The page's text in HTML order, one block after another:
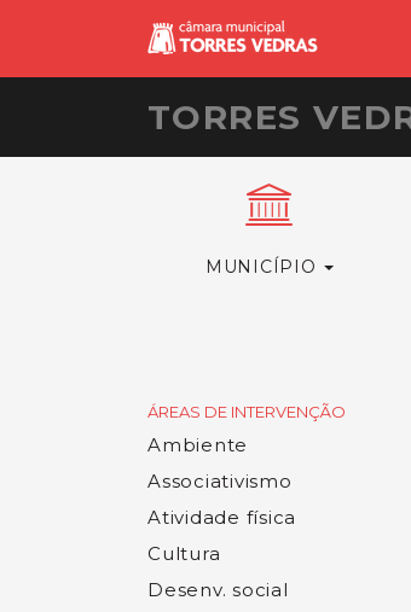
TORRES
MUNICÍPIO
ÁREAS DE INTERVENÇÃO
Ambiente
Associativismo
Atividade física
Cultura
Desenv. social